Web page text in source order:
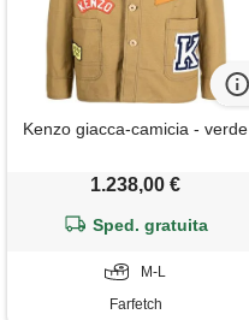
Kenzo giacca-camicia - verde
1.238,00 €
Sped. gratuita
M-L
Farfetch